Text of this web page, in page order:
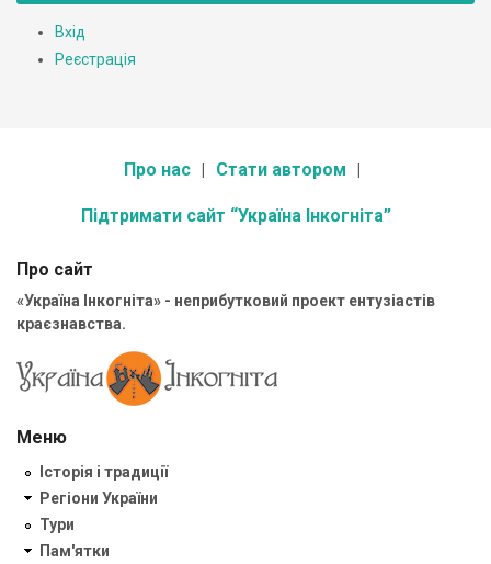
Вхід
Реєстрація
Про нас Стати автором
Підтримати сайт “Україна Інкогніта”
Про сайт
«Україна Інкогніта» - неприбутковий проект ентузіастів
краєзнавства.
Меню
Історія і традиції
Регіони України
Тури
Пам'ятки